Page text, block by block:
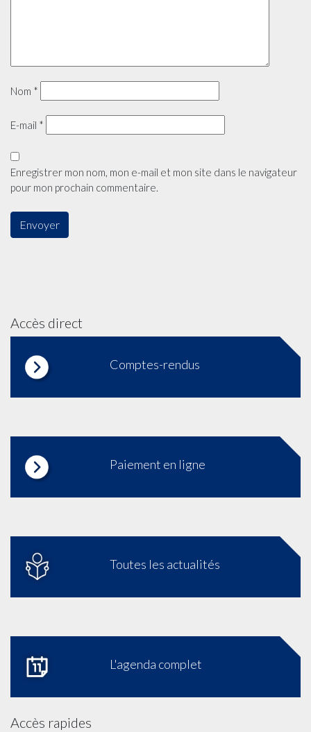
Nom *
E-mail *
Enregistrer mon nom, mon e-mail et mon site dans le navigateur
pour mon prochain commentaire.
Accès direct
Comptes-rendus
Paiement en ligne
Toutes les actualités
L'agenda complet
Accès rapides